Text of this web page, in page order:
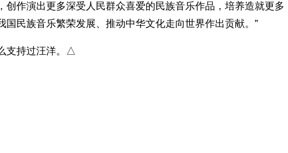
创作演出更多深受人民群众喜爱的民族音乐作品，培养造就更多
国民族音乐繁荣发展、推动中华文化走向世界作出贡献。”
支持过汪洋。△